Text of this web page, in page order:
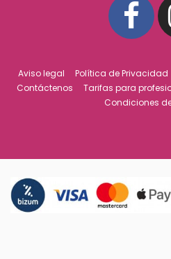
Aviso legal Política de Privacidad
Contáctenos
Tarifas para
Condiciones